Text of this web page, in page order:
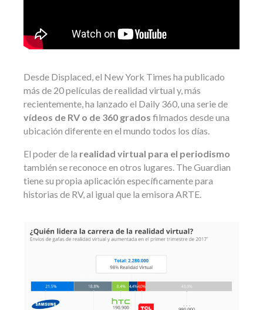
Desde Displaced, el New York Times ha publicado
más de 20 películas de realidad virtual y, más
recientemente, ha lanzado el Daily 360, una serie de
vídeos de RV o de 360 ​​grados filmados desde una
ubicación diferente en el mundo todos los días.
El poder de la realidad virtual para el periodismo
también se reconoce en otros lugares. The Guardian
tiene su propia aplicación específicamente para
historias de RV, al igual que la emisora ​​ARTE.